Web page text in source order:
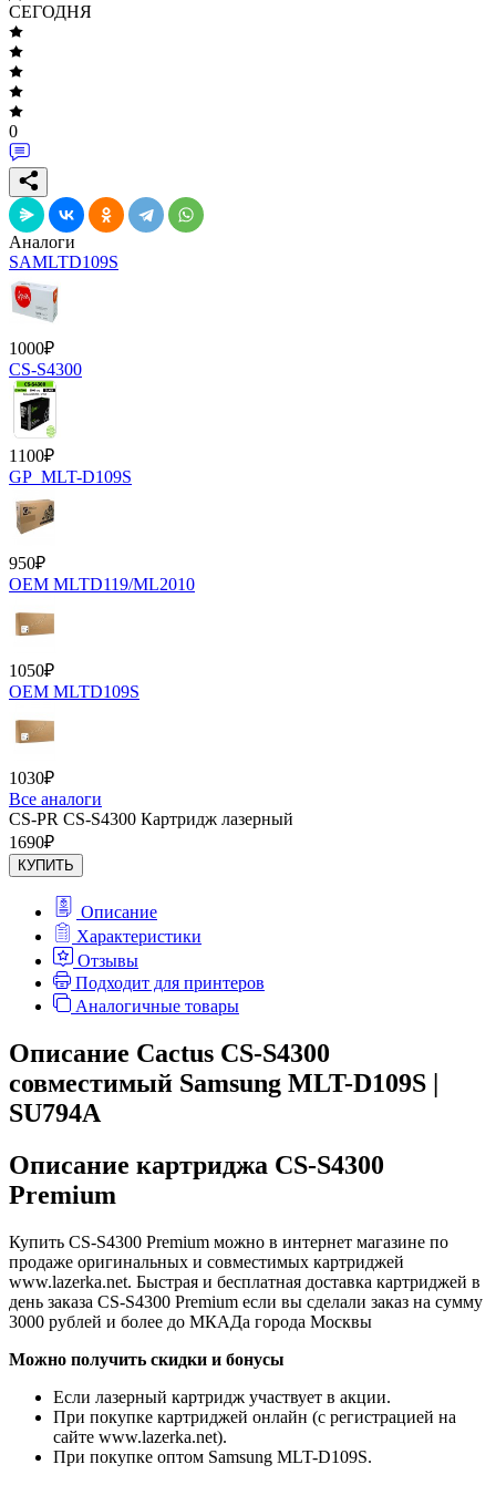
СЕГОДНЯ
0
Аналоги
SAMLTD109S
1000₽
CS-S4300
1100₽
GP_MLT-D109S
950₽
OEM MLTD119/ML2010
1050₽
OEM MLTD109S
1030₽
Все аналоги
CS-PR CS-S4300 Картридж лазерный
1690₽
КУПИТЬ
Описание
Характеристики
Отзывы
Подходит для принтеров
Аналогичные товары
Описание Cactus CS-S4300
совместимый Samsung MLT-D109S |
SU794A
Описание картриджа CS-S4300
Premium
Купить CS-S4300 Premium можно в интернет магазине по
продаже оригинальных и совместимых картриджей
www.lazerka.net. Быстрая и бесплатная доставка картриджей в
день заказа CS-S4300 Premium если вы сделали заказ на сумму
3000 рублей и более до МКАДа города Москвы
Можно получить скидки и бонусы
Если лазерный картридж участвует в акции.
При покупке картриджей онлайн (с регистрацией на
сайте www.lazerka.net).
При покупке оптом Samsung MLT-D109S.